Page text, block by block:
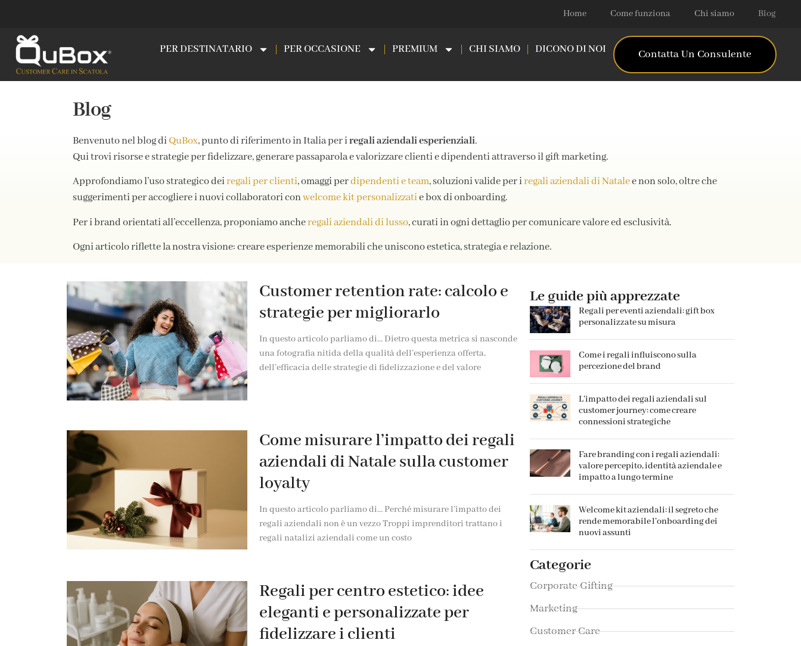
Home Come funziona Chi siamo Blog
PER DESTINATARIO PER OCCASIONE PREMIUM CHI SIAMO DICONO DI NOI Contatta Un Consulente
Blog
Benvenuto nel blog diQuBox, punto di riferimento in Italia per iregali aziendali esperienziali.
Qui trovi risorse e strategie per fidelizzare, generare passaparola e valorizzare clienti e dipendenti attraverso il gift marketing.
Approfondiamo l’uso strategico deiregali per clienti, omaggi perdipendenti e team, soluzioni valide per iregali aziendali di Natalee non solo, oltre che
suggerimenti per accogliere i nuovi collaboratori conwelcome kit personalizzatie box di onboarding.
Per i brand orientati all’eccellenza, proponiamo ancheregali aziendali di lusso, curati in ogni dettaglio per comunicare valore ed esclusività.
Ogni articolo riflette la nostra visione: creare esperienze memorabili che uniscono estetica, strategia e relazione.
Customer retention rate: calcolo e
strategie per migliorarlo
In questo articolo parliamo di… Dietro questa metrica si nasconde
una fotografia nitida della qualità dell’esperienza offerta,
dell’efficacia delle strategie di fidelizzazione e del valore
Come misurare l’impatto dei regali
aziendali di Natale sulla customer
loyalty
In questo articolo parliamo di… Perché misurare l’impatto dei
regali aziendali non è un vezzo Troppi imprenditori trattano i
regali natalizi aziendali come un costo
Regali per centro estetico: idee
eleganti e personalizzate per
fidelizzare i clienti
Le guide più apprezzate
Regali per eventi aziendali: gift box
personalizzate su misura
Come i regali influiscono sulla
percezione del brand
L’impatto dei regali aziendali sul
customer journey: come creare
connessioni strategiche
Fare branding con i regali aziendali:
valore percepito, identità aziendale e
impatto a lungo termine
Welcome kit aziendali: il segreto che
rende memorabile l’onboarding dei
nuovi assunti
Categorie
Corporate Gifting
Marketing
Customer Care